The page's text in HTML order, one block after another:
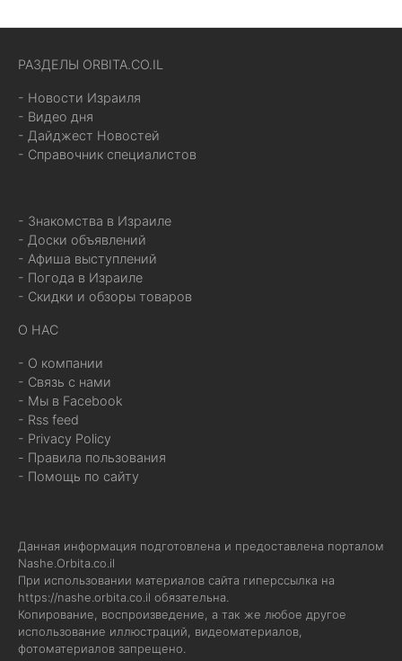
РАЗДЕЛЫ ORBITA.CO.IL
- Новости Израиля
- Видео дня
- Дайджест Новостей
- Справочник специалистов
- Знакомства в Израиле
- Доски объявлений
- Афиша выступлений
- Погода в Израиле
- Скидки и обзоры товаров
О НАС
- О компании
- Связь с нами
- Мы в Facebook
- Rss feed
- Privacy Policy
- Правила пользования
- Помощь по сайту
Данная информация подготовлена и предоставлена порталом
Nashe.Orbita.co.il
При использовании материалов сайта гиперссылка на
https://nashe.orbita.co.il обязательна.
Копирование, воспроизведение, а так же любое другое
использование иллюстраций, видеоматериалов,
фотоматериалов запрещено.